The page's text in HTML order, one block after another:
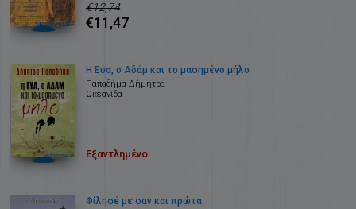
€12,74
€11,47
Η Εύα, ο Αδάμ και το μασημένο μήλο
Παπαδήμα Δήμητρα
Ωκεανίδα
Εξαντλημένο
Φίλησέ με σαν και πρώτα